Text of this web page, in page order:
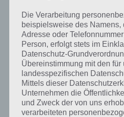
übrigen keine Lust hat die Schiffe
auch automatiesieren.
Im Advanced Mode hat man zudem
es ein Flugzeug für Luftangriffe und
Diese können gegen die Spielwährung
Spielwährung erhält man durchs
eine Zeile oder Spalte auswählen, die
Mit einem Abwehrturm könnt ihr
wenn diese über den vorher
Die Verarbeitung
beispielsweise des Namens,
Adresse oder
Person, erfolgt stets im
Datenschutz-
Übereinstimmung mit den für
landesspezifischen
Mittels dieser
Unternehmen die
und Zweck der von uns
verarbeiteten